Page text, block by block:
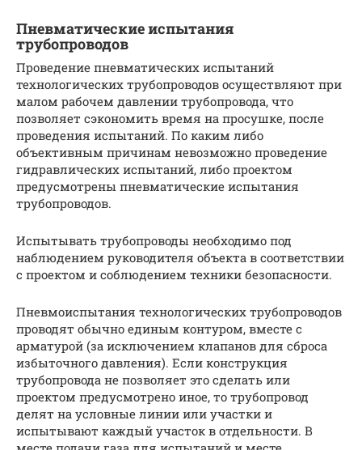
Пневматические испытания
трубопроводов
Проведение пневматических испытаний
технологических трубопроводов осуществляют при
малом рабочем давлении трубопровода, что
позволяет сэкономить время на просушке, после
проведения испытаний. По каким либо
объективным причинам невозможно проведение
гидравлических испытаний, либо проектом
предусмотрены пневматические испытания
трубопроводов.
Испытывать трубопроводы необходимо под
наблюдением руководителя объекта в соответствии
с проектом и соблюдением техники безопасности.
Пневмоиспытания технологических трубопроводов
проводят обычно единым контуром, вместе с
арматурой (за исключением клапанов для сброса
избыточного давления). Если конструкция
трубопровода не позволяет это сделать или
проектом предусмотрено иное, то трубопровод
делят на условные линии или участки и
испытывают каждый участок в отдельности. В